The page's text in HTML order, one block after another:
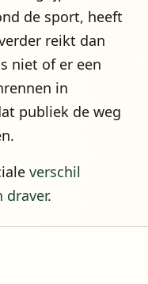
de sport, heeft
reikt dan
niet of er een
in
publiek de weg
verschil
draver.